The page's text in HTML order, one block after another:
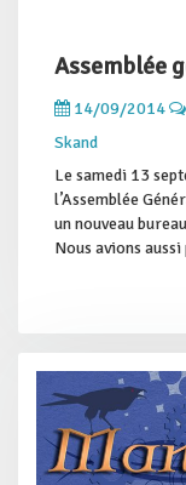
Assemblée
14/09/2014
Skand
Le samedi 13
l’Assemblée
un nouveau
Nous avions